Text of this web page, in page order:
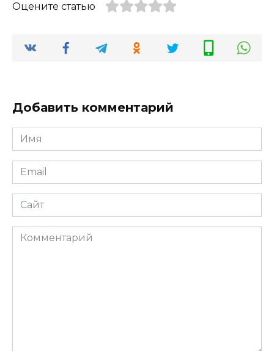
Оцените статью
Добавить комментарий
Имя
*
Email
*
Сайт
Комментарий